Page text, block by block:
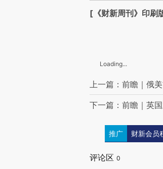
[《财新周刊》印刷
Loading...
上一篇：前瞻｜俄
下一篇：前瞻｜英
推广 财新会员
评论区 0